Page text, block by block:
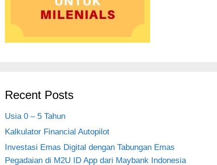
Recent Posts
Usia 0 – 5 Tahun
Kalkulator Financial Autopilot
Investasi Emas Digital dengan Tabungan Emas
Pegadaian di M2U ID App dari Maybank Indonesia